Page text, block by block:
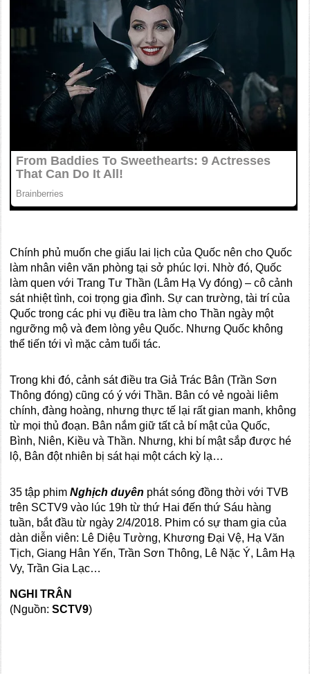
Chính phủ muốn che giấu lai lịch của Quốc nên cho Quốc
làm nhân viên văn phòng tại sở phúc lợi. Nhờ đó, Quốc
làm quen với Trang Tư Thần (Lâm Hạ Vy đóng) – cô cảnh
sát nhiệt tình, coi trọng gia đình. Sự can trường, tài trí của
Quốc trong các phi vụ điều tra làm cho Thần ngày một
ngưỡng mộ và đem lòng yêu Quốc. Nhưng Quốc không
thể tiến tới vì mặc cảm tuổi tác.
Trong khi đó, cảnh sát điều tra Giả Trác Bân (Trần Sơn
Thông đóng) cũng có ý với Thần. Bân có vẻ ngoài liêm
chính, đàng hoàng, nhưng thực tế lại rất gian manh, không
từ mọi thủ đoạn. Bân nắm giữ tất cả bí mật của Quốc,
Bình, Niên, Kiều và Thần. Nhưng, khi bí mật sắp được hé
lộ, Bân đột nhiên bị sát hại một cách kỳ lạ…
35 tập phimNghịch duyên phát sóng đồng thời với TVB
trên SCTV9 vào lúc 19h từ thứ Hai đến thứ Sáu hàng
tuần, bắt đầu từ ngày 2/4/2018. Phim có sự tham gia của
dàn diễn viên: Lê Diệu Tường, Khương Đại Vệ, Hạ Văn
Tịch, Giang Hân Yến, Trần Sơn Thông, Lê Nặc Ý, Lâm Hạ
Vy, Trần Gia Lạc…
NGHI TRÂN
(Nguồn:SCTV9)